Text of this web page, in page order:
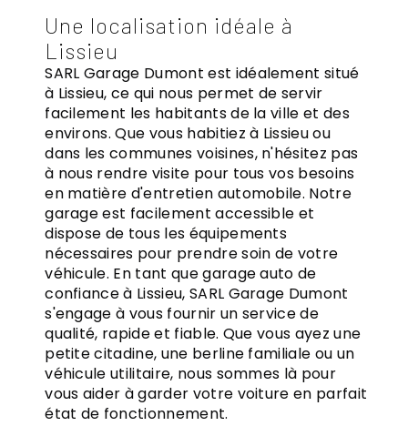
Une localisation idéale à
Lissieu
SARL Garage Dumont est idéalement situé
à Lissieu, ce qui nous permet de servir
facilement les habitants de la ville et des
environs. Que vous habitiez à Lissieu ou
dans les communes voisines, n'hésitez pas
à nous rendre visite pour tous vos besoins
en matière d'entretien automobile. Notre
garage est facilement accessible et
dispose de tous les équipements
nécessaires pour prendre soin de votre
véhicule. En tant que garage auto de
confiance à Lissieu, SARL Garage Dumont
s'engage à vous fournir un service de
qualité, rapide et fiable. Que vous ayez une
petite citadine, une berline familiale ou un
véhicule utilitaire, nous sommes là pour
vous aider à garder votre voiture en parfait
état de fonctionnement.